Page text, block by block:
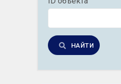
НАЙТИ